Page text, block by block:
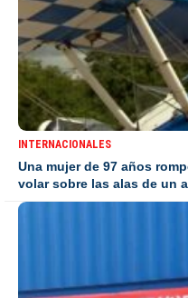
INTERNACIONALES
Una mujer de 97 años
volar sobre las alas de un